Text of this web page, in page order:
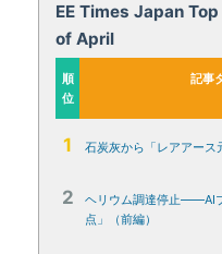
EE Times Japan
of April
順
位
記事
1 石炭灰から「レアアース
2
ヘリウム調達停止――AI
点」（前編）